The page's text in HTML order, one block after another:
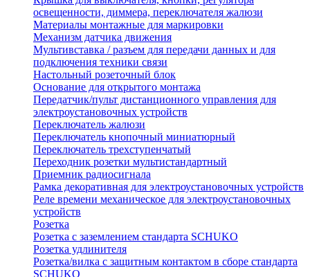
освещенности, диммера, переключателя жалюзи
Материалы монтажные для маркировки
Механизм датчика движения
Мультивставка / разъем для передачи данных и для
подключения техники связи
Настольный розеточный блок
Основание для открытого монтажа
Передатчик/пульт дистанционного управления для
электроустановочных устройств
Переключатель жалюзи
Переключатель кнопочный миниатюрный
Переключатель трехступенчатый
Переходник розетки мультистандартный
Приемник радиосигнала
Рамка декоративная для электроустановочных устройств
Реле времени механическое для электроустановочных
устройств
Розетка
Розетка с заземлением стандарта SCHUKO
Розетка удлинителя
Розетка/вилка с защитным контактом в сборе стандарта
SCHUKO